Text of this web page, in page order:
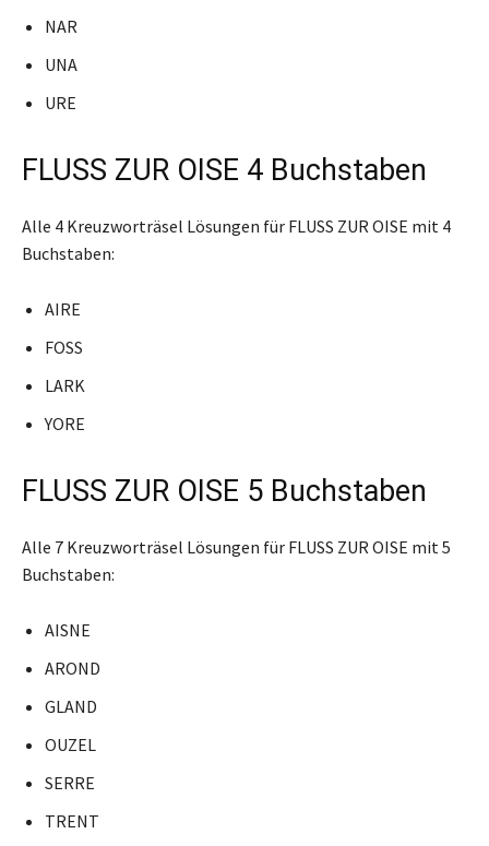
NAR
UNA
URE
FLUSS ZUR OISE 4 Buchstaben
Alle 4 Kreuzworträsel Lösungen für FLUSS ZUR OISE mit 4
Buchstaben:
AIRE
FOSS
LARK
YORE
FLUSS ZUR OISE 5 Buchstaben
Alle 7 Kreuzworträsel Lösungen für FLUSS ZUR OISE mit 5
Buchstaben:
AISNE
AROND
GLAND
OUZEL
SERRE
TRENT